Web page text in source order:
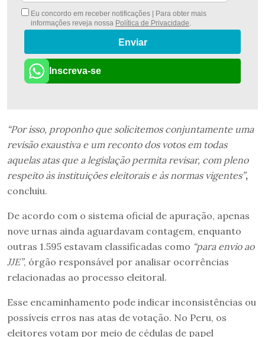
Eu concordo em receber notificações | Para obter mais
informações reveja nossa Política de Privacidade
Enviar
Inscreva-se
“Por isso, proponho que solicitemos conjuntamente uma
revisão exaustiva e um reconto dos votos em todas
aquelas atas que a legislação permita revisar, com pleno
respeito às instituições eleitorais e às normas vigentes”,
concluiu.
De acordo com o sistema oficial de apuração, apenas
nove urnas ainda aguardavam contagem, enquanto
outras 1.595 estavam classificadas como “para envio ao
JJE”, órgão responsável por analisar ocorrências
relacionadas ao processo eleitoral.
Esse encaminhamento pode indicar inconsistências ou
possíveis erros nas atas de votação. No Peru, os
eleitores votam por meio de cédulas de papel